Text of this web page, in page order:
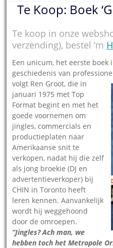
Te Koop: Boek
Te koop in onze
verzending), bestel ‘m
Een unicum, het eerste boek
geschiedenis van
volgt Ren Groot, die in
januari 1975 met Top
Format begint en met het
goede voornemen om
jingles, commercials en
productieplaten naar
Amerikaanse snit te
verkopen, nadat hij die zelf
als jong broekie (DJ en
advertentieverkoper) bij
CHIN in Toronto heeft
leren kennen. Aanvankelijk
wordt hij weggehoond
door de omroepen.
“Jingles? Ach man, we
hebben toch het Metropole